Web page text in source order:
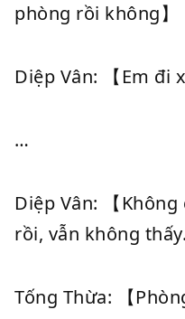
phòng rồi không】
Diệp Vân: 【Em đi
…
Diệp Vân: 【
rồi, vẫn không thấy.
Tống Thừa: 【